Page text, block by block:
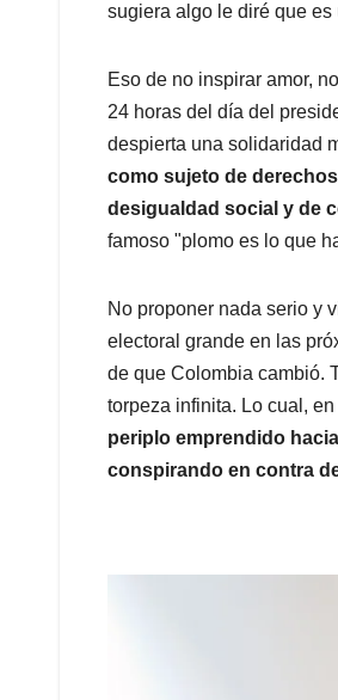
sugiera algo le diré que es
Eso de no inspirar amor,
24 horas del día del
despierta una solidaridad
como sujeto de
desigualdad social y de
famoso "plomo es lo que
No proponer nada serio y
electoral grande en las
de que Colombia cambió.
torpeza infinita. Lo cual,
periplo emprendido
conspirando en contra